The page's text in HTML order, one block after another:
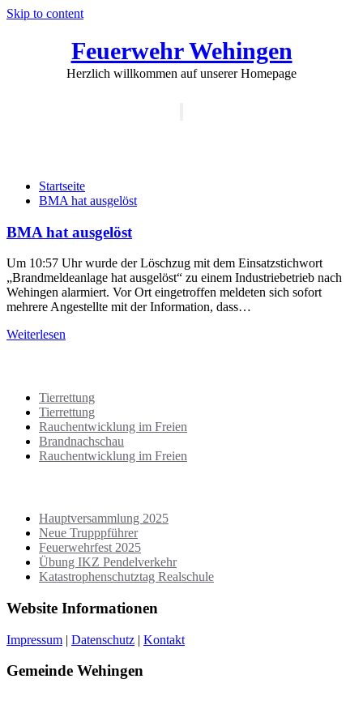
Skip to content
Feuerwehr Wehingen
Herzlich willkommen auf unserer Homepage
Startseite
BMA hat ausgelöst
BMA hat ausgelöst
Um 10:57 Uhr wurde der Löschzug mit dem Einsatzstichwort
„Brandmeldeanlage hat ausgelöst“ zu einem Industriebetrieb nach
Wehingen alarmiert. Vor Ort eingetroffen meldeten sich sofort
mehrere Angestellte mit der Information, dass…
Weiterlesen
Tierrettung
Tierrettung
Rauchentwicklung im Freien
Brandnachschau
Rauchentwicklung im Freien
Hauptversammlung 2025
Neue Trupppführer
Feuerwehrfest 2025
Übung IKZ Pendelverkehr
Katastrophenschutztag Realschule
Website Informationen
Impressum | Datenschutz | Kontakt
Gemeinde Wehingen